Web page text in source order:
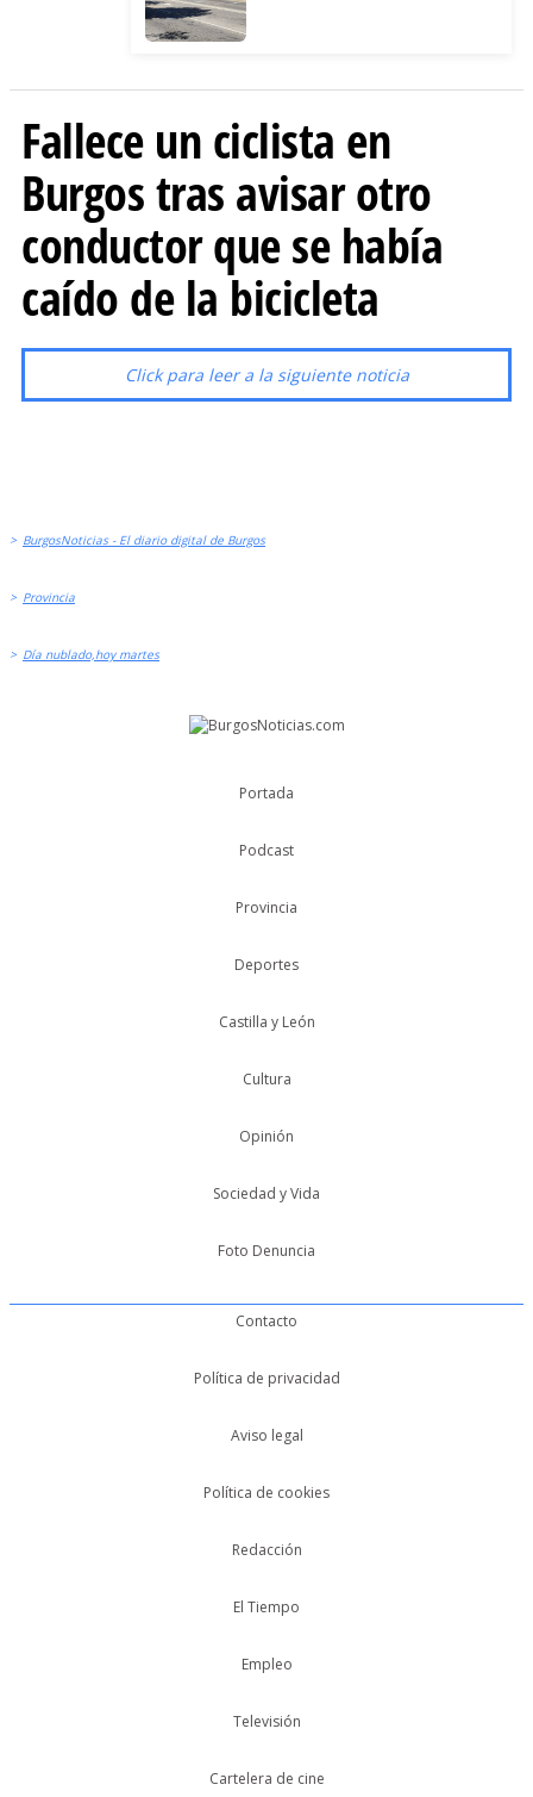
Fallece un ciclista en
Burgos tras avisar otro
conductor que se había
caído de la bicicleta
Click para leer a la siguiente noticia
> BurgosNoticias - El diario digital de Burgos
> Provincia
> Día nublado,hoy martes
Portada
Podcast
Provincia
Deportes
Castilla y León
Cultura
Opinión
Sociedad y Vida
Foto Denuncia
Contacto
Política de privacidad
Aviso legal
Política de cookies
Redacción
El Tiempo
Empleo
Televisión
Cartelera de cine